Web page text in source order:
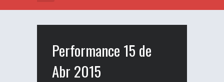
Performance 15 de
Abr 2015